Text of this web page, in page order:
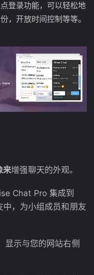
登录功能，可以轻松地
，开放时间控制等等。
来增强聊天的外观。
Chat Pro 集成到
，为小组成员和朋友
显示与您的网站右侧